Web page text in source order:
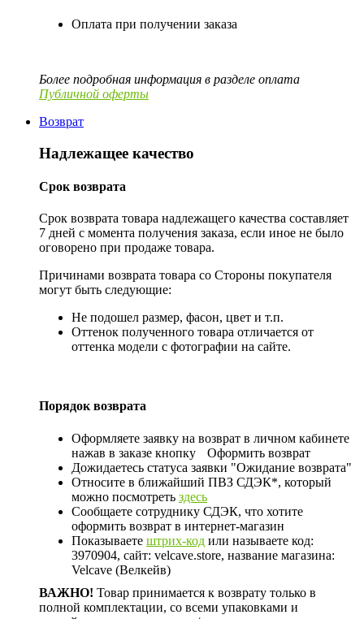
Оплата при получении заказа
Более подробная информация в разделе оплата
Публичной оферты
Возврат
Надлежащее качество
Срок возврата
Срок возврата товара надлежащего качества составляет
7 дней с момента получения заказа, если иное не было
оговорено при продаже товара.
Причинами возврата товара со Стороны покупателя
могут быть следующие:
Не подошел размер, фасон, цвет и т.п.
Оттенок полученного товара отличается от
оттенка модели с фотографии на сайте.
Порядок возврата
Оформляете заявку на возврат в личном кабинете
нажав в заказе кнопку
Оформить возврат
Дожидаетесь статуса заявки "Ожидание возврата"
Относите в ближайший ПВЗ СДЭК*, который
можно посмотреть здесь
Сообщаете сотруднику СДЭК, что хотите
оформить возврат в интернет-магазин
Показываете штрих-код или называете код:
3970904, сайт: velcave.store, название магазина:
Velcave (Велкейв)
ВАЖНО! Товар принимается к возврату только в
полной комплектации, со всеми упаковками и